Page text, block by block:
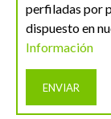
perfiladas por
dispuesto en
Información